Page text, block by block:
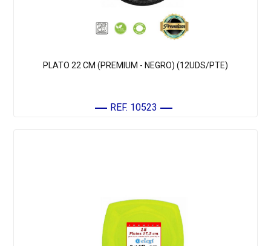
PLATO 22 CM (PREMIUM - NEGRO) (12UDS/PTE)
REF. 10523